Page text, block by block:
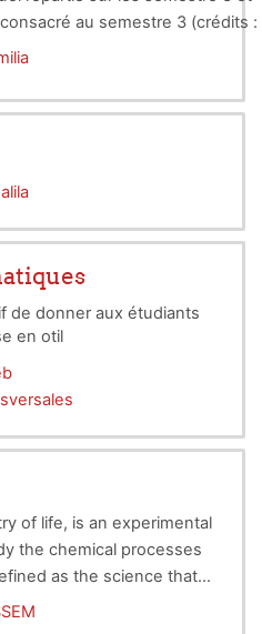
au semestre 3 (crédits
en prenant connaissance
de donner aux étudiants
en otil
of life, is an experimental
the chemical processes
as the science that
of cells.